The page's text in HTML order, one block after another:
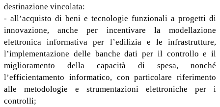
destinazione vincolata:
- all’acquisto di beni e tecnologie funzionali a progetti di
innovazione, anche per incentivare la modellazione
elettronica informativa per l’edilizia e le infrastrutture,
l’implementazione delle banche dati per il controllo e il
miglioramento della capacità di spesa, nonché
l’efficientamento informatico, con particolare riferimento
alle metodologie e strumentazioni elettroniche per i
controlli;